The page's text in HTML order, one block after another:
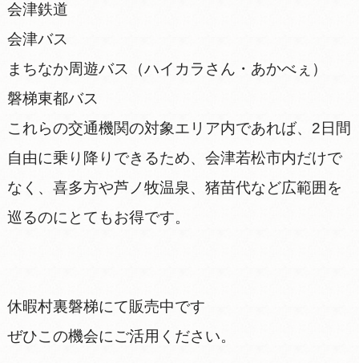
​会津鉄道
​会津バス
​まちなか周遊バス（ハイカラさん・あかべぇ）
​磐梯東都バス
​これらの交通機関の対象エリア内であれば、2日間
自由に乗り降りできるため、会津若松市内だけで
なく、喜多方や芦ノ牧温泉、猪苗代など広範囲を
巡るのにとてもお得です。
休暇村裏磐梯にて販売中です
ぜひこの機会にご活用ください。